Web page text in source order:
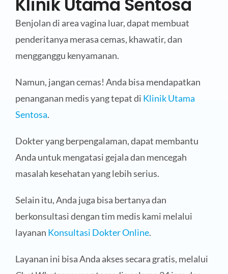
Klinik Utama Sentosa
Benjolan di area vagina luar, dapat membuat
penderitanya merasa cemas, khawatir, dan
mengganggu kenyamanan.
Namun, jangan cemas! Anda bisa mendapatkan
penanganan medis yang tepat di Klinik Utama
Sentosa.
Dokter yang berpengalaman, dapat membantu
Anda untuk mengatasi gejala dan mencegah
masalah kesehatan yang lebih serius.
Selain itu, Anda juga bisa bertanya dan
berkonsultasi dengan tim medis kami melalui
layanan Konsultasi Dokter Online.
Layanan ini bisa Anda akses secara gratis, melalui